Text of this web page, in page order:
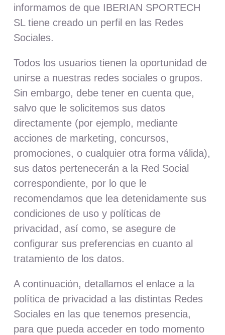
informamos de que IBERIAN SPORTECH
SL tiene creado un perfil en las Redes
Sociales.
Todos los usuarios tienen la oportunidad de
unirse a nuestras redes sociales o grupos.
Sin embargo, debe tener en cuenta que,
salvo que le solicitemos sus datos
directamente (por ejemplo, mediante
acciones de marketing, concursos,
promociones, o cualquier otra forma válida),
sus datos pertenecerán a la Red Social
correspondiente, por lo que le
recomendamos que lea detenidamente sus
condiciones de uso y políticas de
privacidad, así como, se asegure de
configurar sus preferencias en cuanto al
tratamiento de los datos.
A continuación, detallamos el enlace a la
política de privacidad a las distintas Redes
Sociales en las que tenemos presencia,
para que pueda acceder en todo momento